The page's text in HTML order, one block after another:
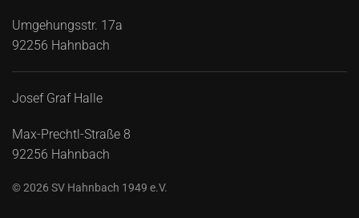
Umgehungsstr. 17a
92256 Hahnbach
Josef Graf Halle
Max-Prechtl-Straße 8
92256 Hahnbach
©2026 SV Hahnbach 1949 e.V.